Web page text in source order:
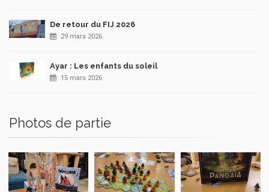
De retour du FIJ 2026
29 mars 2026
Ayar : Les enfants du soleil
15 mars 2026
Photos de partie